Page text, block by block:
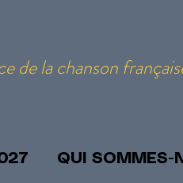
de la chanson
QUI SOMMES-